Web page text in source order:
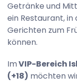
Getränke und
ein Restaurant, in
Gerichten zum
können.
ImVIP-Bereich
(+18) möchten